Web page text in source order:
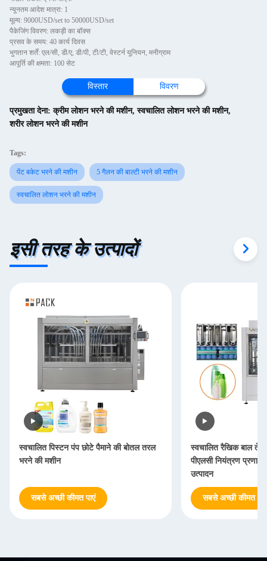
न्यूनतम आदेश मात्रा: 1
मूल्य: 9000USD/set to 50000USD/set
पैकेजिंग विवरण: लकड़ी का बॉक्स
प्रसव के समय: 40 कार्य दिवस
भुगतान शर्तें: एल/सी, डी/ए, डी/पी, टी/टी, वेस्टर्न यूनियन, मनीग्राम
आपूर्ति की क्षमता: 100 सेट
विस्तार विवरण
प्रमुखता देना:क्रीम लोशन भरने की मशीन,स्वचालित लोशन भरने की मशीन,
शरीर लोशन भरने की मशीन
Tags:
पेंट बकेट भरने की मशीन 5 गैलन की बाल्टी भरने की मशीन
स्वचालित लोशन भरने की मशीन
इसी तरह के उत्पादों
स्वचालित पिस्टन पंप छोटे पैमाने की बोतल तरल
भरने की मशीन
सबसे अच्छी कीमत पाएं
स्वचालित रैखिक बाल तेल
पीएलसी नियंत्रण
उत्पादन
सबसे अच्छी कीमत पाएं